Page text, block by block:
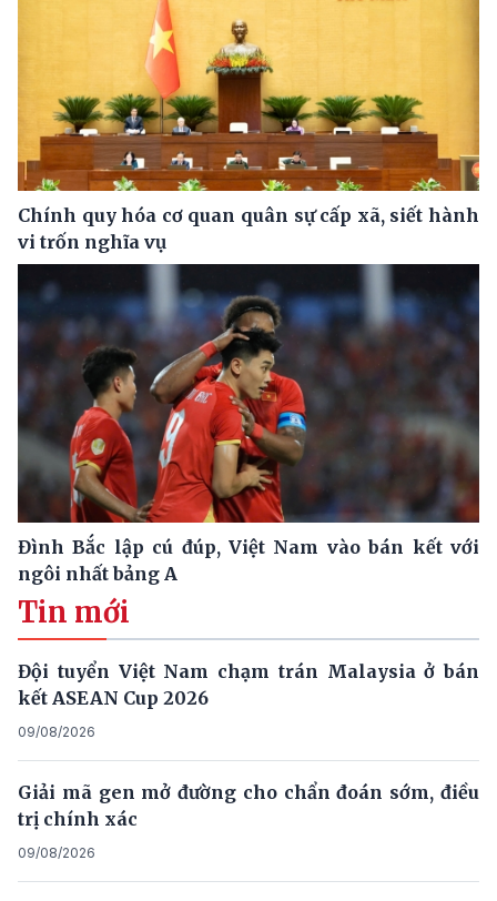
Chính quy hóa cơ quan quân sự cấp xã, siết hành
vi trốn nghĩa vụ
Đình Bắc lập cú đúp, Việt Nam vào bán kết với
ngôi nhất bảng A
Tin mới
Đội tuyển Việt Nam chạm trán Malaysia ở bán
kết ASEAN Cup 2026
09/08/2026
Giải mã gen mở đường cho chẩn đoán sớm, điều
trị chính xác
09/08/2026